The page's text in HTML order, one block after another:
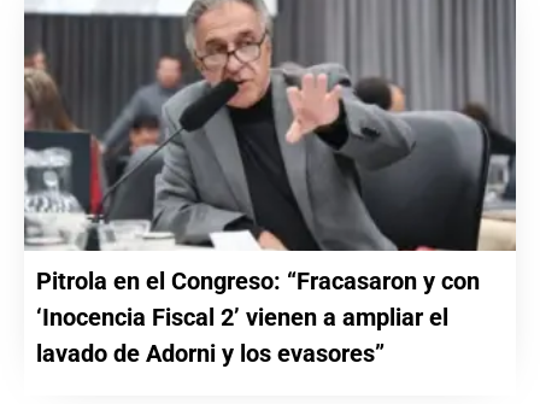
Pitrola en el Congreso: “Fracasaron y con
‘Inocencia Fiscal 2’ vienen a ampliar el
lavado de Adorni y los evasores”